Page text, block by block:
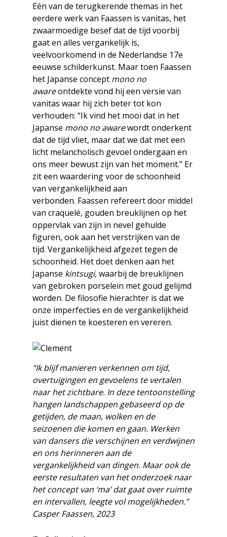
Eén van de terugkerende themas in het
eerdere werk van Faassen is vanitas, het
zwaarmoedige besef dat de tijd voorbij
gaat en alles vergankelijk is,
veelvoorkomend in de Nederlandse 17e
eeuwse schilderkunst. Maar toen Faassen
het Japanse concept mono no
awareontdekte vond hij een versie van
vanitas waar hij zich beter tot kon
verhouden: “Ik vind het mooi dat in het
Japanse mono no awarewordt onderkent
dat de tijd vliet, maar dat we dat met een
licht melancholisch gevoel ondergaan en
ons meer bewust zijn van het moment.” Er
zit een waardering voor de schoonheid
van vergankelijkheid aan
verbonden. Faassen refereert door middel
van craquelé, gouden breuklijnen op het
oppervlak van zijn in nevel gehulde
figuren, ook aan het verstrijken van de
tijd. Vergankelijkheid afgezet tegen de
schoonheid. Het doet denken aan het
Japanse kintsugi,waarbij de breuklijnen
van gebroken porselein met goud gelijmd
worden. De filosofie hierachter is dat we
onze imperfecties en de vergankelijkheid
juist dienen te koesteren en vereren.
“Ik blijf manieren verkennen om tijd,
overtuigingen en gevoelens te vertalen
naar het zichtbare. In deze tentoonstelling
hangen landschappen gebaseerd op de
getijden, de maan, wolken en de
seizoenen die komen en gaan. Werken
van dansers die verschijnen en verdwijnen
en ons herinneren aan de
vergankelijkheid van dingen. Maar ook de
eerste resultaten van het onderzoek naar
het concept van ‘ma’ dat gaat over ruimte
en intervallen, leegte vol mogelijkheden.”
Casper Faassen, 2023